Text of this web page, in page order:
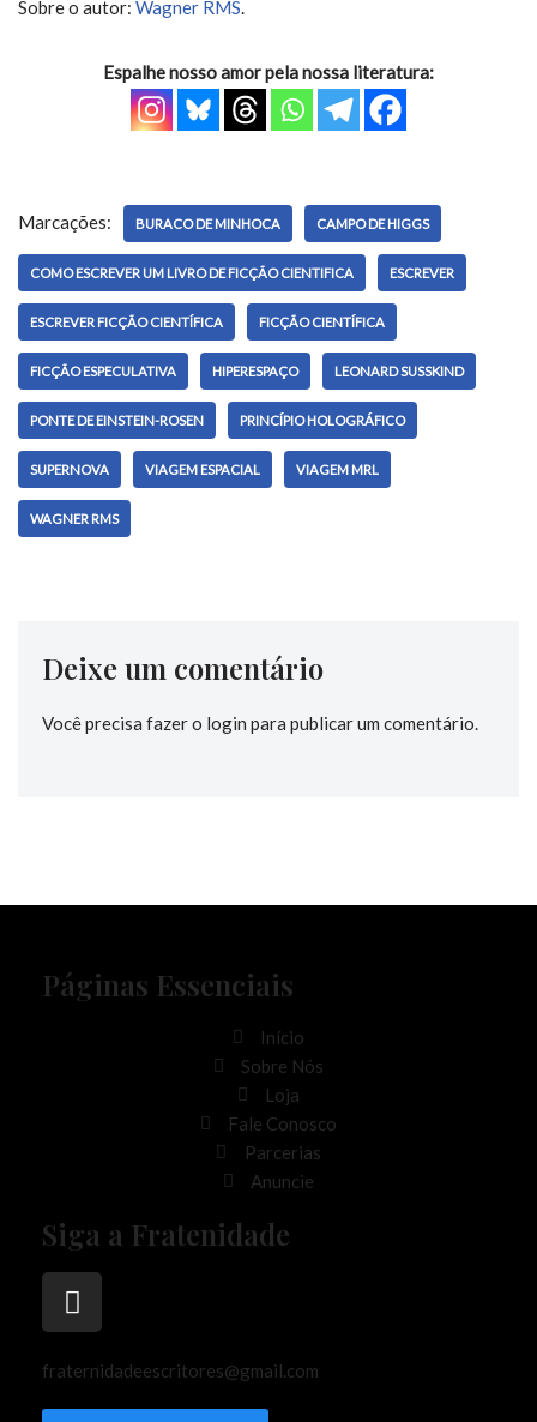
Sobre o autor: Wagner RMS.
Espalhe nosso amor pela nossa literatura:
Marcações: BURACO DE MINHOCA CAMPO DE HIGGS
COMO ESCREVER UM LIVRO DE FICÇÃO CIENTIFICA ESCREVER
ESCREVER FICÇÃO CIENTÍFICA FICÇÃO CIENTÍFICA
FICÇÃO ESPECULATIVA HIPERESPAÇO LEONARD SUSSKIND
PONTE DE EINSTEIN-ROSEN PRINCÍPIO HOLOGRÁFICO
SUPERNOVA VIAGEM ESPACIAL VIAGEM MRL
WAGNER RMS
Deixe um comentário
Você precisa fazer o login para publicar um comentário.
Páginas Essenciais
Início
Sobre Nós
Loja
Fale Conosco
Parcerias
Anuncie
Siga a Fratenidade
fraternidadeescritores@gmail.com